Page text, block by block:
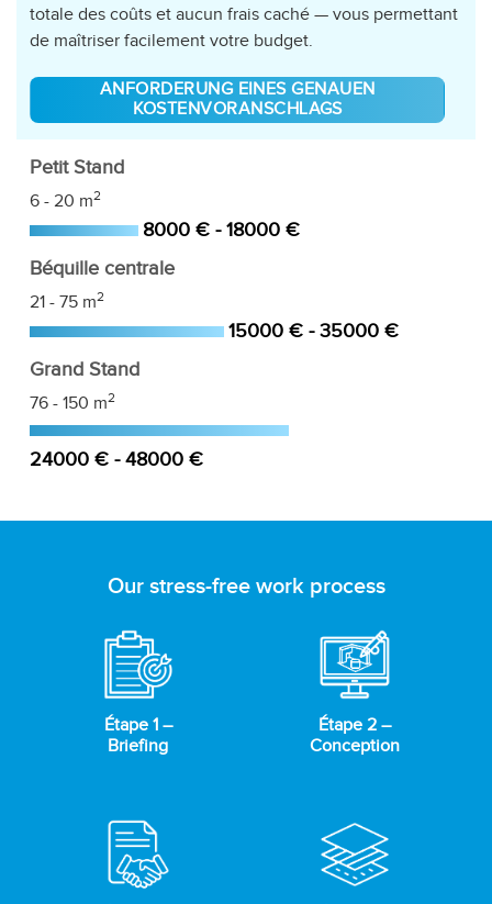
totale des coûts et aucun frais caché — vous permettant
de maîtriser facilement votre budget.
ANFORDERUNG EINES GENAUEN
KOSTENVORANSCHLAGS
Petit Stand
6 - 20 m2
8000 € - 18000 €
Béquille centrale
21 - 75 m2
15000 € - 35000 €
Grand Stand
76 - 150 m2
24000 € - 48000 €
Our stress-free work process
Étape 1 –
Briefing
Étape 2 –
Conception